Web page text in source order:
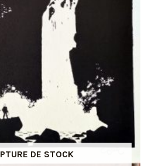
DE STOCK